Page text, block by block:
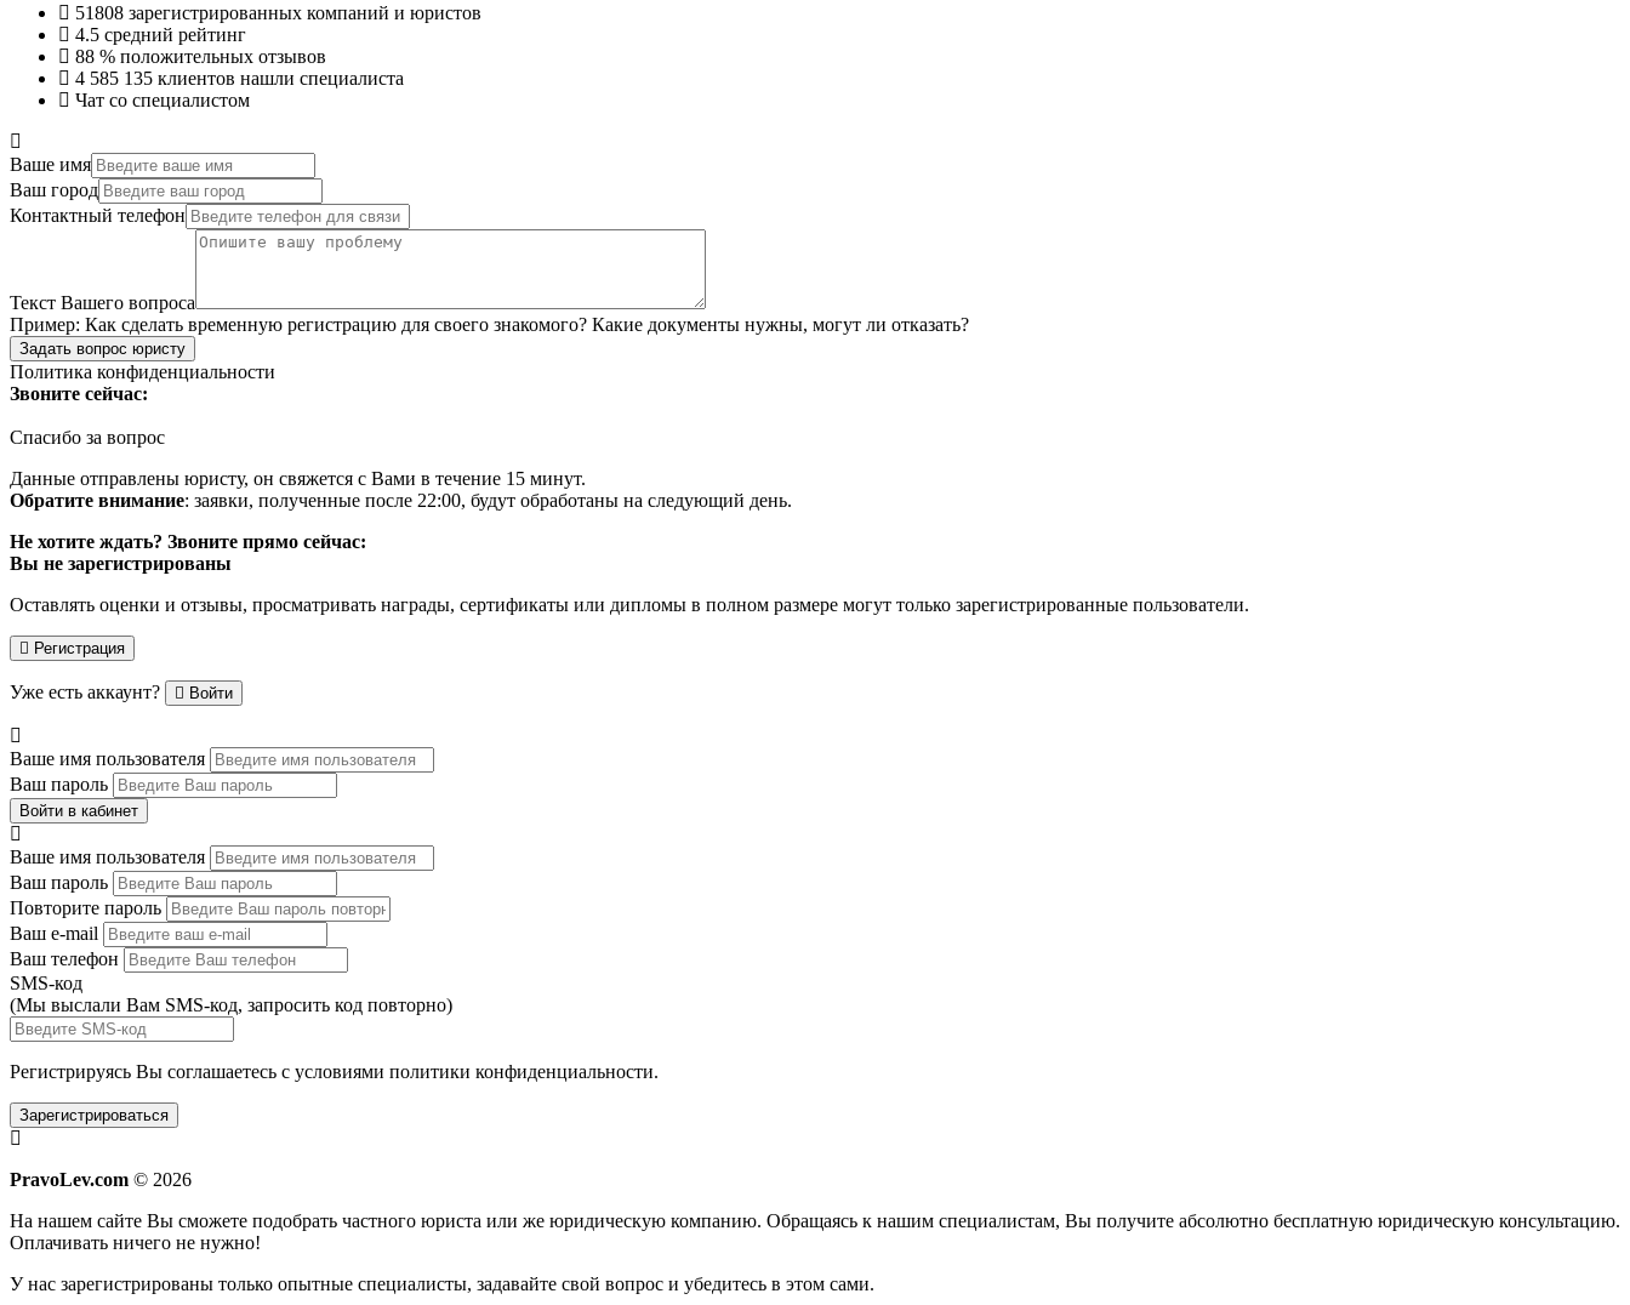
51808 зарегистрированных компаний и юристов
4.5 средний рейтинг
88 % положительных отзывов
4 585 135 клиентов нашли специалиста
Чат со специалистом
Ваше имя
Ваш город
Контактный телефон
Текст Вашего вопроса
Пример: Как сделать временную регистрацию для своего знакомого? Какие документы нужны, могут ли отказать?
Задать вопрос юристу
Политика конфиденциальности
Звоните сейчас:
Спасибо за вопрос
Данные отправлены юристу, он свяжется с Вами в течение 15 минут.
Обратите внимание: заявки, полученные после 22:00, будут обработаны на следующий день.
Не хотите ждать? Звоните прямо сейчас:
Вы не зарегистрированы
Оставлять оценки и отзывы, просматривать награды, сертификаты или дипломы в полном размере могут только зарегистрированные пользователи.
Регистрация
Уже есть аккаунт? Войти
Ваше имя пользователя
Ваш пароль
Войти в кабинет
Ваше имя пользователя
Ваш пароль
Повторите пароль
Ваш e-mail
Ваш телефон
SMS-код
(Мы выслали Вам SMS-код, запросить код повторно)
Регистрируясь Вы соглашаетесь с условиями политики конфиденциальности.
Зарегистрироваться
PravoLev.com © 2026
На нашем сайте Вы сможете подобрать частного юриста или же юридическую компанию. Обращаясь к нашим специалистам, Вы получите абсолютно бесплатную юридическую консультацию.
Оплачивать ничего не нужно!
У нас зарегистрированы только опытные специалисты, задавайте свой вопрос и убедитесь в этом сами.